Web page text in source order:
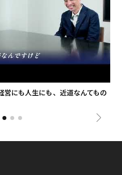
営にも人生にも、近道なんてもの